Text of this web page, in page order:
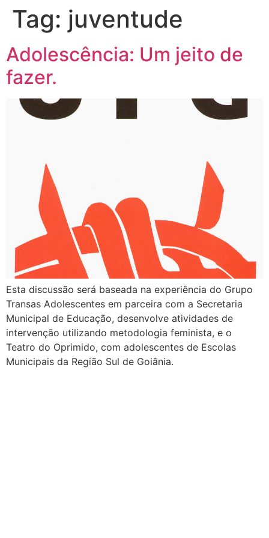
Tag: juventude
Adolescência: Um jeito de
fazer.
Esta discussão será baseada na experiência do Grupo
Transas Adolescentes em parceira com a Secretaria
Municipal de Educação, desenvolve atividades de
intervenção utilizando metodologia feminista, e o
Teatro do Oprimido, com adolescentes de Escolas
Municipais da Região Sul de Goiânia.